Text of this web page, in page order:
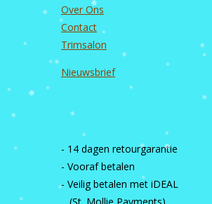
Over Ons
Contact
Trimsalon
Nieuwsbrief
- 14 dagen retourgarantie
- Vooraf betalen
- Veilig betalen met iDEAL